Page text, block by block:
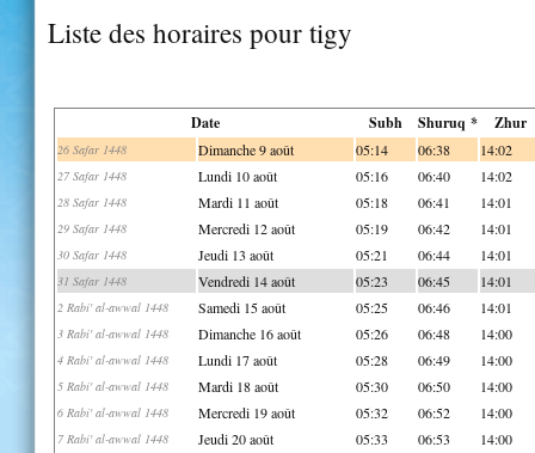
Liste des horaires pour tigy
Date Subh Shuruq * Zhur
26 Safar 1448 Dimanche 9 août 05:14 06:38 14:02
27 Safar 1448 Lundi 10 août 05:16 06:40 14:02
28 Safar 1448 Mardi 11 août 05:18 06:41 14:01
29 Safar 1448 Mercredi 12 août 05:19 06:42 14:01
30 Safar 1448 Jeudi 13 août 05:21 06:44 14:01
31 Safar 1448 Vendredi 14 août 05:23 06:45 14:01
2 Rabi' al-awwal 1448 Samedi 15 août 05:25 06:46 14:01
3 Rabi' al-awwal 1448 Dimanche 16 août 05:26 06:48 14:00
4 Rabi' al-awwal 1448 Lundi 17 août 05:28 06:49 14:00
5 Rabi' al-awwal 1448 Mardi 18 août 05:30 06:50 14:00
6 Rabi' al-awwal 1448 Mercredi 19 août 05:32 06:52 14:00
7 Rabi' al-awwal 1448 Jeudi 20 août 05:33 06:53 14:00